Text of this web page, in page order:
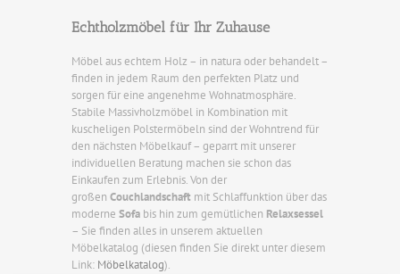
Echtholzmöbel für Ihr Zuhause
Möbel aus echtem Holz – in natura oder behandelt –
finden in jedem Raum den perfekten Platz und
sorgen für eine angenehme Wohnatmosphäre.
Stabile Massivholzmöbel in Kombination mit
kuscheligen Polstermöbeln sind der Wohntrend für
den nächsten Möbelkauf – geparrt mit unserer
individuellen Beratung machen sie schon das
Einkaufen zum Erlebnis. Von der
großen Couchlandschaft mit Schlaffunktion über das
moderne Sofa bis hin zum gemütlichen Relaxsessel
– Sie finden alles in unserem aktuellen
Möbelkatalog (diesen finden Sie direkt unter diesem
Link: Möbelkatalog).